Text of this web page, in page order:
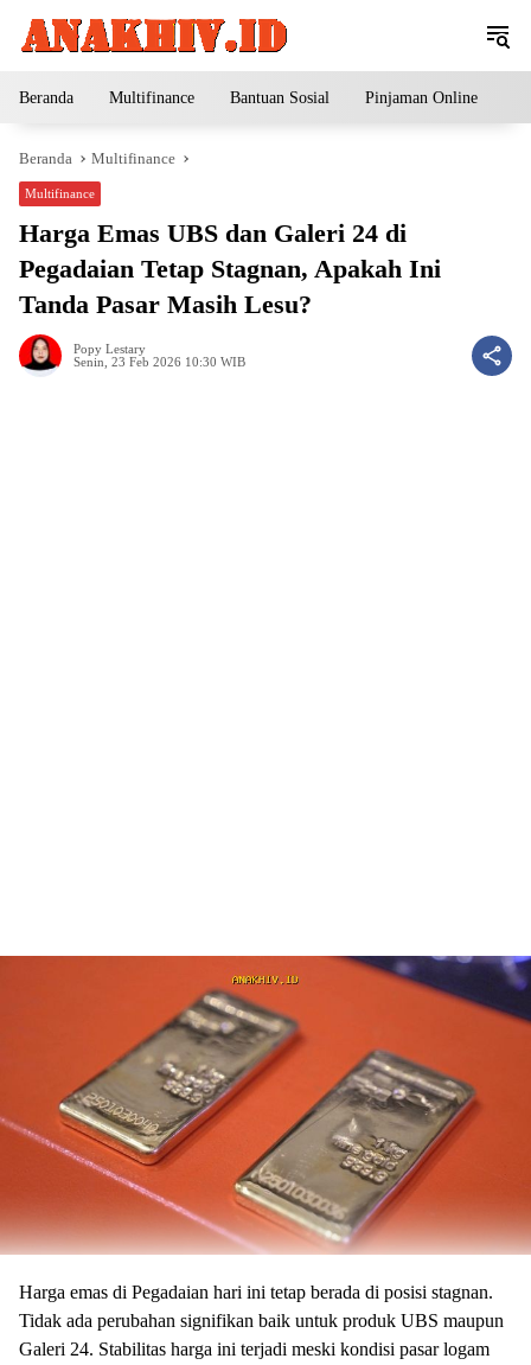
Beranda Multifinance Bantuan Sosial Pinjaman Online
Beranda Multifinance
Multifinance
Harga Emas UBS dan Galeri 24 di
Pegadaian Tetap Stagnan, Apakah Ini
Tanda Pasar Masih Lesu?
Popy Lestary
Senin, 23 Feb 2026 10:30 WIB
Harga emas di Pegadaian hari ini tetap berada di posisi stagnan.
Tidak ada perubahan signifikan baik untuk produk UBS maupun
Galeri 24. Stabilitas harga ini terjadi meski kondisi pasar logam